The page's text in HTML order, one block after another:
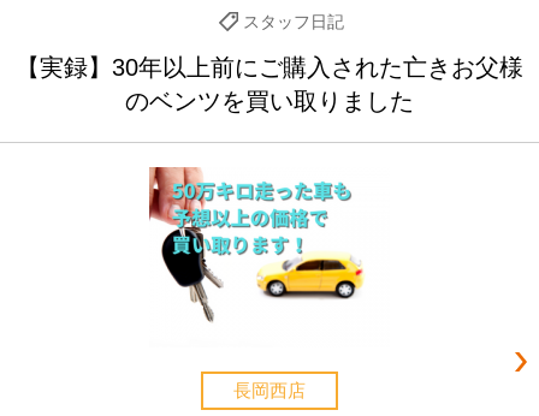
スタッフ日記
【実録】30年以上前にご購入された亡きお父様
のベンツを買い取りました
長岡西店